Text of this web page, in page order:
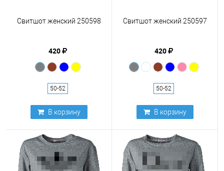
Свитшот женский 250598
420
50-52
В корзину
Свитшот женский 250597
420
50-52
В корзину